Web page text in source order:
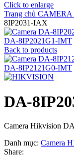
Click to enlarge
Trang chủ
8IP2031-IAX
DA-8IP2021G1-IMT
Back to products
DA-8IP2121G0-IMT
DA-
Camera Hikvision
Danh mục: Camera
Share: